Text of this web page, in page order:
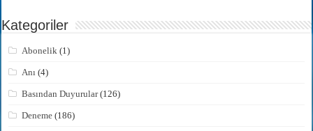
Kategoriler
Abonelik (1)
Anı (4)
Basından Duyurular(126)
Deneme (186)